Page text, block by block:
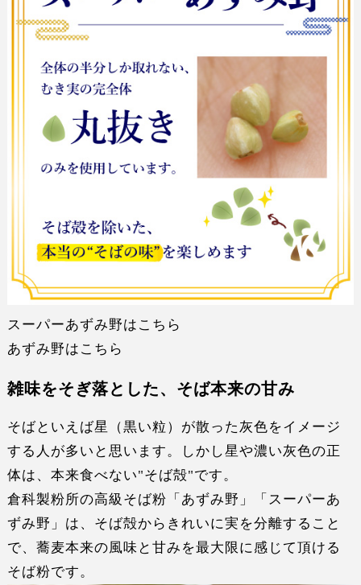
スーパーあずみ野はこちら
あずみ野はこちら
雑味をそぎ落とした、そば本来の甘み
そばといえば星（黒い粒）が散った灰色をイメージ
する人が多いと思います。しかし星や濃い灰色の正
体は、 本来食べない"そば殻"です。
倉科製粉所の高級そば粉「あずみ野」「スーパーあ
ずみ野」は、 そば殻からきれいに実を分離すること
で、蕎麦本来の風味 と 甘み を最大限に感じて頂ける
そば粉です。